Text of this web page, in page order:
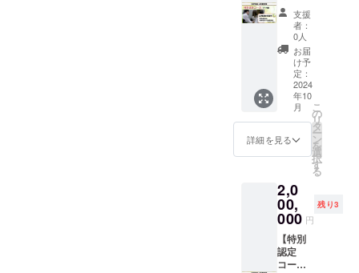
適用さ
れませ
ん。 ※
法令に
基づく
医療、
診療行
為では
ござい
ませ
ん。効
果には
個人差
います
ことを
あらか
じめご
了承く
ださ
い。
わせて
いただ
きたい
ので、
本部と
の打ち
合わせ
の上、
決定と
させて
いただ
きま
す。
生が出
張をさ
れる場
合の交
通費・
滞在費
は、リ
ターン
に健康
保険は
適用さ
れませ
ん。 ※
法令に
基づく
医療、
診療行
為では
ござい
ませ
果には
個人差
がござ
います
ことを
あらか
じめご
案内を
お送り
いたし
ます。
（登録
後、継
続して
の5ヶ月
となり
ます）
「ベー
シック
コー
は、 ・
症状別
セミ
ナー
毎月東
京・大
阪開
痛アカ
デミー
権利5ヶ
月」
付 と
なりま
す。 会
員登録
は、自
己申告2
年以内
で5ヶ月
間で、
なタイ
ミング
で始め
られま
す。 ※
ご支援
を確認
ス」の
会員権
利を8ヶ
月 ・感
謝の
メッ
セージ
・研究
報告書
・坂戸
先生サ
イン入
り著書
（腰
痛・肩
こり）
付 と
なりま
す。 会
員登録
ス】
（開業
者向）
・坂戸
先生よ
り直々
に、毎
週2回の
指導機
会が提
供さ
れ、緩
消法認
者に必
要な技
術を、
4ヶ月で
習得し
ていた
だきま
支援
者：
0人
お届
け予
定：
2024
年10
月
詳細を見る
こ
の
リ
タ
ー
ン
を
選
択
す
る
2,0
00,
000 円
残り3
【特別
認定
コー